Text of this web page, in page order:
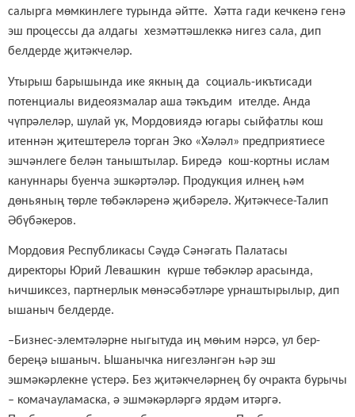
салырга мөмкинлеге турында әйтте. Хәтта гади кечкенә генә
эш процессы да алдагы хезмәттәшлеккә нигез сала, дип
белдерде җитәкчеләр.
Утырыш барышында ике якның да социаль-икътисади
потенциалы видеоязмалар аша тәкъдим ителде. Анда
чүпрәлеләр, шулай ук, Мордовиядә югары сыйфатлы кош
итеннән җитештерелә торган Эко «Хәләл» предприятиесе
эшчәнлеге белән таныштылар. Биредә кош-кортны ислам
кануннары буенча эшкәртәләр. Продукция илнең һәм
дөньяның төрле төбәкләренә җибәрелә. Җитәкчесе-Талип
Әбүбәкеров.
Мордовия Республикасы Сәүдә Сәнәгать Палатасы
директоры Юрий Левашкин күрше төбәкләр арасында,
һичшиксез, партнерлык мөнәсәбәтләре урнаштырылыр, дип
ышаныч белдерде.
–Бизнес-элемтәләрне ныгытуда иң мөһим нәрсә, ул бер-
береңә ышаныч. Ышанычка нигезләнгән һәр эш
эшмәкәрлекне үстерә. Без җитәкчеләрнең бу очракта бурычы
– комачауламаска, ә эшмәкәрләргә ярдәм итәргә.